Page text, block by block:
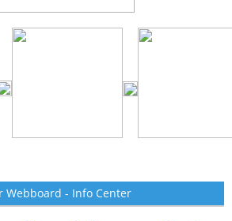
Webboard - Info Center